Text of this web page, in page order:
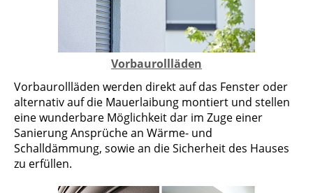
Vorbaurollläden
Vorbaurollläden werden direkt auf das Fenster oder
alternativ auf die Mauerlaibung montiert und stellen
eine wunderbare Möglichkeit dar im Zuge einer
Sanierung Ansprüche an Wärme- und
Schalldämmung, sowie an die Sicherheit des Hauses
zu erfüllen.